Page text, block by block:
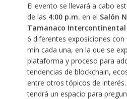
El evento se llevará a cabo
de las 4:00 p.m. en el Salón
Tamanaco Intercontinental
6 diferentes exposiciones con
min cada una, en la que se
plataforma y proceso para
tendencias de blockchain,
entre otros tópicos de
tendrá un espacio para